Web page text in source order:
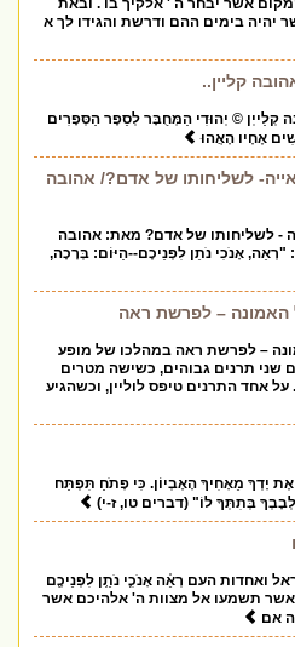
אשר יבחר ה ' אלקיך בו . ובאת
יהיה בימים ההם ודרשת והגידו לך א
קליין..
קְלַייְן © יְהוּדִי הַמְּחֻבָּר לְסֵפֶר הַסְּפָרִים
אֶחָיו הָאֲהוּ
לשליחותו של אדם?/ אהובה
- לשליחותו של אדם? מאת: אהובה
"רְאֵה, אָנֹכִי נֹתֵן לִפְנֵיכֶם--הַיּוֹם: בְּרָכָה,
האמונה – לפרשת ראה
– לפרשת ראה במהלכו של מופע
שני תרנים גבוהים, כשישה מטרים
אחד התרנים טיפס לוליין, וכשהגיע
יָדְךָ מֵאָחִיךָ הָאֶבְיוֹן. כִּי פָתֹחַ תִּפְתַּח
לְבָבְךָ בְּתִתְּךָ לוֹ" (דברים טו, ז-י)
ואחדות העם רְאֵ֗ה אָנֹכִ֛י נֹתֵ֥ן לִפְנֵיכֶ֖ם
אשר תשמעו אל מצוות ה' אלהיכם אשר
אם